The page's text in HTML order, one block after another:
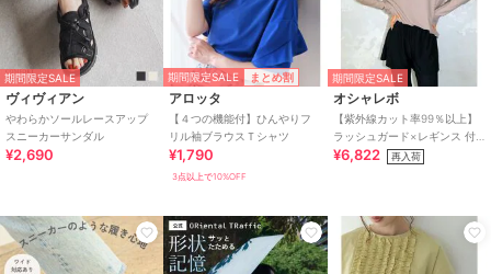
期間限定SALE
ヴィヴィアン
やわらかソールレースアップ
スニーカーサンダル
¥2,690
期間限定SALE まとめ割
アロッタ
【４つの機能付】ひんやりフ
リル袖ブラウスＴシャツ
¥1,790
3点以上で10%OFF
期間限定SALE
オシャレボ
【紫外線カット率99％以上】
ラッシュガード×レギンス 付
き タンキニ
¥6,822 再入荷